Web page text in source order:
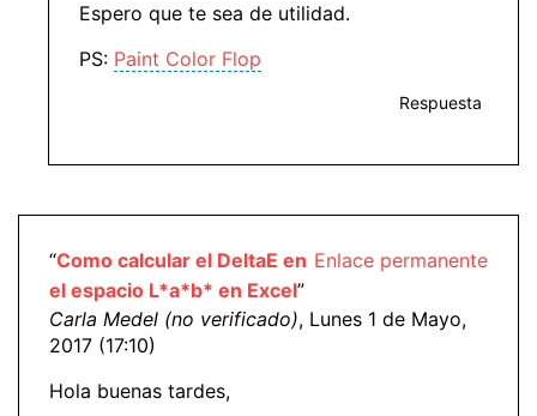
Espero que te sea de utilidad.
PS: Paint Color Flop
Respuesta
Enlace permanente
“Como calcular el DeltaE en
el espacio L*a*b* en Excel”
Carla Medel (no verificado), Lunes 1 de Mayo,
2017 (17:10)
Hola buenas tardes,